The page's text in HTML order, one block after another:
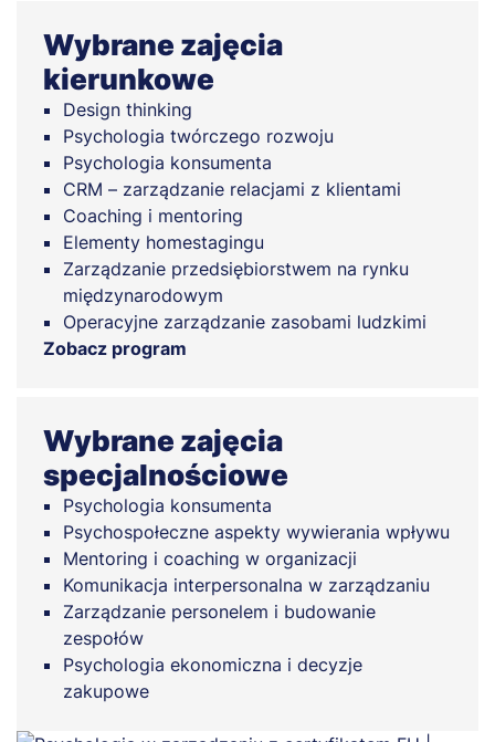
Wybrane zajęcia
kierunkowe
Design thinking
Psychologia twórczego rozwoju
Psychologia konsumenta
CRM – zarządzanie relacjami z klientami
Coaching i mentoring
Elementy homestagingu
Zarządzanie przedsiębiorstwem na rynku
międzynarodowym
Operacyjne zarządzanie zasobami ludzkimi
Zobacz program
Wybrane zajęcia
specjalnościowe
Psychologia konsumenta
Psychospołeczne aspekty wywierania wpływu
Mentoring i coaching w organizacji
Komunikacja interpersonalna w zarządzaniu
Zarządzanie personelem i budowanie
zespołów
Psychologia ekonomiczna i decyzje
zakupowe